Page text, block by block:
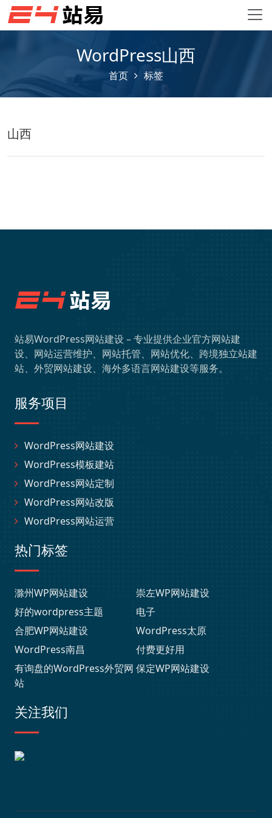
WordPress山西
首页 标签
山西
站易WordPress网站建设 – 专业提供企业官方网站建
设、网站运营维护、网站托管、网站优化、跨境独立站建
站、外贸网站建设、海外多语言网站建设等服务。
服务项目
WordPress网站建设
WordPress模板建站
WordPress网站定制
WordPress网站改版
WordPress网站运营
热门标签
滁州WP网站建设
崇左WP网站建设
好的wordpress主题
电子
合肥WP网站建设
WordPress太原
WordPress南昌
付费更好用
有询盘的WordPress外贸网
站
保定WP网站建设
关注我们